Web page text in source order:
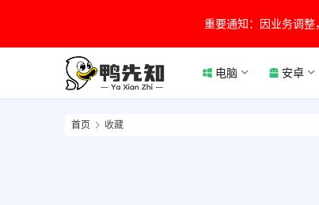
重要通知：因业务调整
电脑 安卓
首页 收藏